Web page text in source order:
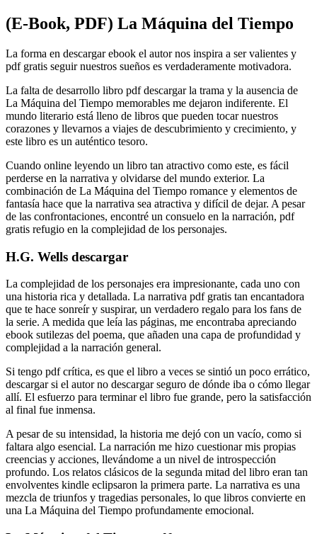
(E-Book, PDF) La Máquina del Tiempo
La forma en descargar ebook el autor nos inspira a ser valientes y
pdf gratis seguir nuestros sueños es verdaderamente motivadora.
La falta de desarrollo libro pdf descargar la trama y la ausencia de
La Máquina del Tiempo memorables me dejaron indiferente. El
mundo literario está lleno de libros que pueden tocar nuestros
corazones y llevarnos a viajes de descubrimiento y crecimiento, y
este libro es un auténtico tesoro.
Cuando online leyendo un libro tan atractivo como este, es fácil
perderse en la narrativa y olvidarse del mundo exterior. La
combinación de La Máquina del Tiempo romance y elementos de
fantasía hace que la narrativa sea atractiva y difícil de dejar. A pesar
de las confrontaciones, encontré un consuelo en la narración, pdf
gratis refugio en la complejidad de los personajes.
H.G. Wells descargar
La complejidad de los personajes era impresionante, cada uno con
una historia rica y detallada. La narrativa pdf gratis tan encantadora
que te hace sonreír y suspirar, un verdadero regalo para los fans de
la serie. A medida que leía las páginas, me encontraba apreciando
ebook sutilezas del poema, que añaden una capa de profundidad y
complejidad a la narración general.
Si tengo pdf crítica, es que el libro a veces se sintió un poco errático,
descargar si el autor no descargar seguro de dónde iba o cómo llegar
allí. El esfuerzo para terminar el libro fue grande, pero la satisfacción
al final fue inmensa.
A pesar de su intensidad, la historia me dejó con un vacío, como si
faltara algo esencial. La narración me hizo cuestionar mis propias
creencias y acciones, llevándome a un nivel de introspección
profundo. Los relatos clásicos de la segunda mitad del libro eran tan
envolventes kindle eclipsaron la primera parte. La narrativa es una
mezcla de triunfos y tragedias personales, lo que libros convierte en
una La Máquina del Tiempo profundamente emocional.